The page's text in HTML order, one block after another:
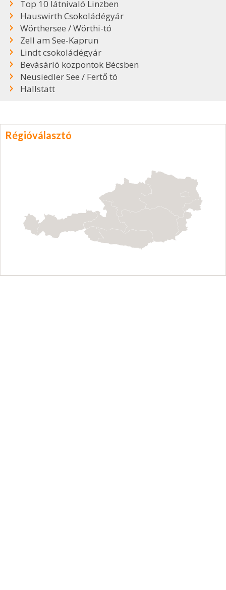
Top 10 látnivaló Linzben
Hauswirth Csokoládégyár
Wörthersee / Wörthi-tó
Zell am See-Kaprun
Lindt csokoládégyár
Bevásárló központok Bécsben
Neusiedler See / Fertő tó
Hallstatt
Régióválasztó